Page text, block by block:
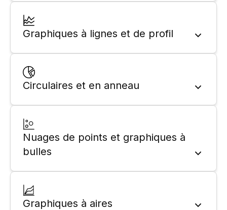
Graphiques à lignes et de profil
Circulaires et en anneau
Nuages de points et graphiques à
bulles
Graphiques à aires